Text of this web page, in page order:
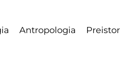
Antropologia